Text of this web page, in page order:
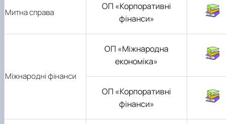
Митна справа
ОП «Корпоративні
фінанси»
Міжнародні фінанси
ОП «Міжнародна
економіка»
ОП «Корпоративні
фінанси»